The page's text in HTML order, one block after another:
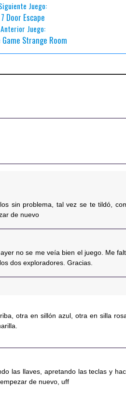
Juego:
7 Door Escape
Anterior Juego:
Game Strange Room
sin problema, tal vez se te tildó,
de nuevo
no se me veía bien el juego. Me
dos exploradores. Gracias.
otra en sillón azul, otra en silla
las llaves, apretando las teclas y
de nuevo, uff